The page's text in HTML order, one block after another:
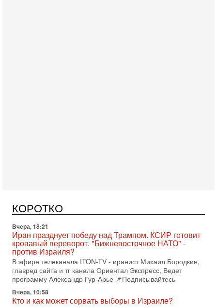
КОРОТКО
безопасности заявил, что Израиль готов самостоятельно
продолжить противостояние с Ираном, если США
Вчера, 18:21
Иран празднует победу над Трампом. КСИР готовит
кровавый переворот. "Бижневосточное НАТО" -
против Израиля?
В эфире телеканала ITON-TV - иранист Михаил Бородкин,
главред сайта и тг канала Ориентал Экспресс, Ведет
программу Александр Гур-Арье 📌Подписывайтесь
Вчера, 10:58
Кто и как может сорвать выборы в Израиле?